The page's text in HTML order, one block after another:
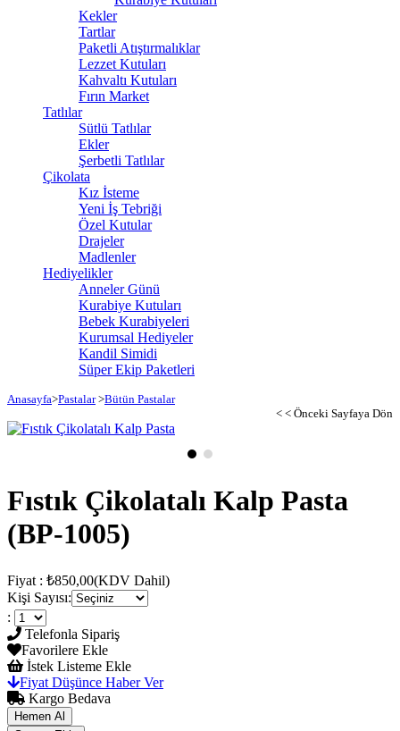
Kekler
Tartlar
Paketli Atıştırmalıklar
Lezzet Kutuları
Kahvaltı Kutuları
Fırın Market
Tatlılar
Sütlü Tatlılar
Ekler
Şerbetli Tatlılar
Çikolata
Kız İsteme
Yeni İş Tebriği
Özel Kutular
Drajeler
Madlenler
Hediyelikler
Anneler Günü
Kurabiye Kutuları
Bebek Kurabiyeleri
Kurumsal Hediyeler
Kandil Simidi
Süper Ekip Paketleri
Anasayfa>Pastalar>Bütün Pastalar
< < Önceki Sayfaya Dön
Fıstık Çikolatalı Kalp Pasta
(BP-1005)
Fiyat : ₺850,00(KDV Dahil)
Kişi Sayısı:
:
Telefonla Sipariş
Favorilere Ekle
İstek Listeme Ekle
Fiyat Düşünce Haber Ver
Kargo Bedava